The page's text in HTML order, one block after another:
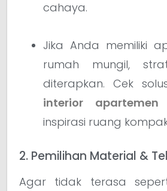
cahaya.
Jika Anda memiliki
rumah mungil,
diterapkan. Cek
interior apartemen
inspirasi ruang
2. Pemilihan Material &
Agar tidak terasa